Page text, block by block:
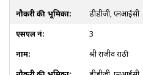
डीडीजी, एनआईसी
3
श्री राजीव राठी